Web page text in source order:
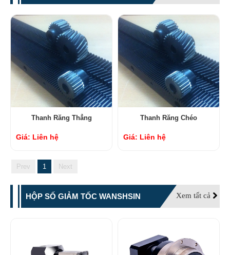
Thanh Răng Thẳng
Giá: Liên hệ
Thanh Răng Chéo
Giá: Liên hệ
Prev 1 Next
HỘP SỐ GIẢM TỐC WANSHSIN Xem tất cả